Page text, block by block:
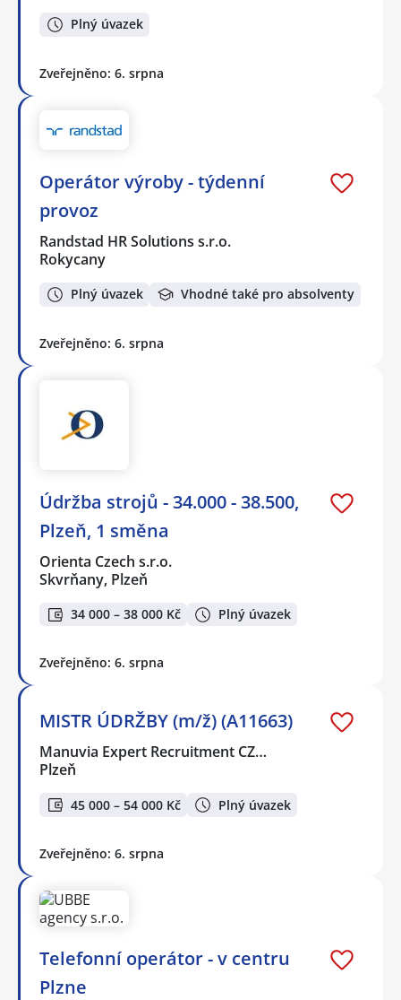
Plný úvazek
Zveřejněno: 6. srpna
Operátor výroby - týdenní
provoz
Randstad HR Solutions s.r.o.
Rokycany
Plný úvazek Vhodné také pro absolventy
Zveřejněno: 6. srpna
Údržba strojů - 34.000 - 38.500,
Plzeň, 1 směna
Orienta Czech s.r.o.
Skvrňany, Plzeň
34 000 – 38 000 Kč Plný úvazek
Zveřejněno: 6. srpna
MISTR ÚDRŽBY (m/ž) (A11663)
Manuvia Expert Recruitment CZ…
Plzeň
45 000 – 54 000 Kč Plný úvazek
Zveřejněno: 6. srpna
Telefonní operátor - v centru
Plzne